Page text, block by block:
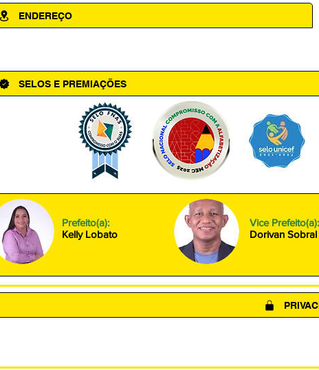
ENDEREÇO
SELOS E PREMIAÇÕES
Prefeito(a):
Kelly Lobato
Vice Prefeito(a):
Dorivan Sobral